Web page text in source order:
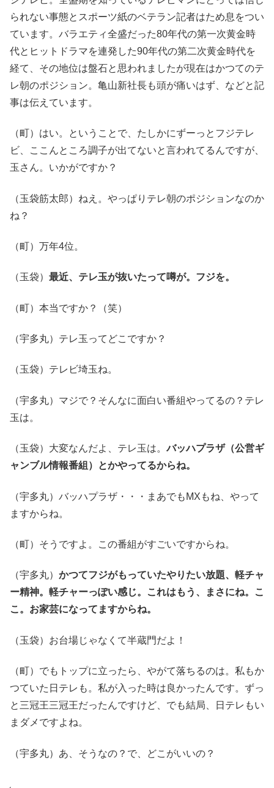
られない事態とスポーツ紙のベテラン記者はため息をつい
ています。バラエティ全盛だった80年代の第一次黄金時
代とヒットドラマを連発した90年代の第二次黄金時代を
経て、その地位は盤石と思われましたが現在はかつてのテ
レ朝のポジション。亀山新社長も頭が痛いはず、などと記
事は伝えています。
（町）はい。ということで、たしかにずーっとフジテレ
ビ、ここんところ調子が出てないと言われてるんですが、
玉さん。いかがですか？
（玉袋筋太郎）ねえ。やっぱりテレ朝のポジションなのか
ね？
（町）万年4位。
（玉袋） 最近、テレ玉が抜いたって噂が。フジを。
（町）本当ですか？（笑）
（宇多丸）テレ玉ってどこですか？
（玉袋）テレビ埼玉ね。
（宇多丸）マジで？そんなに面白い番組やってるの？テレ
玉は。
（玉袋）大変なんだよ、テレ玉は。バッハプラザ（公営ギ
ャンブル情報番組）とかやってるからね。
（宇多丸）バッハプラザ・・・まあでもMXもね、やって
ますからね。
（町）そうですよ。この番組がすごいですからね。
（宇多丸） かつてフジがもっていたやりたい放題、軽チャ
ー精神。軽チャーっぽい感じ。これはもう、まさにね。こ
こ。お家芸になってますからね。
（玉袋）お台場じゃなくて半蔵門だよ！
（町）でもトップに立ったら、やがて落ちるのは。私もか
つていた日テレも。私が入った時は良かったんです。ずっ
と三冠王三冠王だったんですけど、でも結局、日テレもい
まダメですよね。
（宇多丸）あ、そうなの？で、どこがいいの？